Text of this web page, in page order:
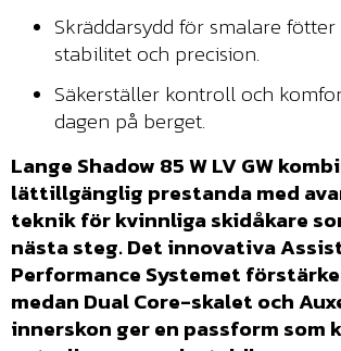
Skräddarsydd för smalare
stabilitet och precision.
Säkerställer kontroll och
dagen på berget.
Lange Shadow 85 W LV GW
lättillgänglig prestanda med
teknik för kvinnliga skidåkare
nästa steg. Det innovativa
Performance Systemet
medan Dual Core-skalet och
innerskon ger en passform som